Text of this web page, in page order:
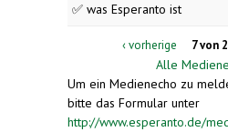
✅ was Esperanto ist
‹ vorherige 7 von
Alle
Um ein Medienecho zu
bitte das Formular unter
http://www.esperanto.de/